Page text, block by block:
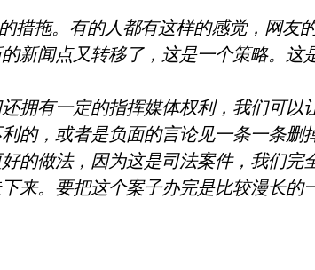
措拖。有的人都有这样的感觉，网友
新闻点又转移了，这是一个策略。这
拥有一定的指挥媒体权利，我们可以
的，或者是负面的言论见一条一条删
的做法，因为这是司法案件，我们完
来。要把这个案子办完是比较漫长的